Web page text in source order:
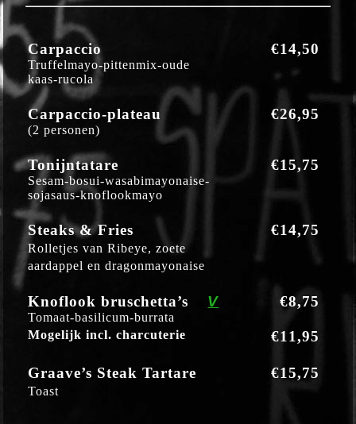
Carpaccio
Truffelmayo-pittenmix-oude
kaas-rucola
€14,50
Carpaccio-plateau
(2 personen)
€26,95
Tonijntatare
Sesam-bosui-wasabimayonaise-
sojasaus-knoflookmayo
€15,75
Steaks & Fries
Rolletjes van Ribeye, zoete
aardappel en dragonmayonaise
€14,75
Knoflook bruschetta’s V
Tomaat-basilicum-burrata
€8,75
Mogelijk incl. charcuterie €11,95
Graave’s Steak Tartare
Toast
€15,75